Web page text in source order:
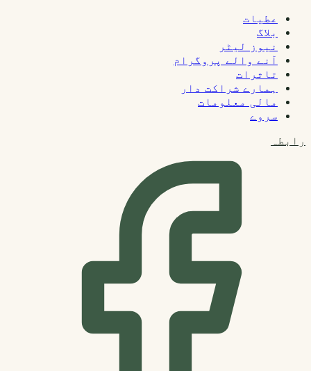
عطیات
بلاگ
نیوز لیٹر
آنے والے پروگرام
تاثرات
ہمارے شراکت دار
مالی معلومات
سروے
رابطہ